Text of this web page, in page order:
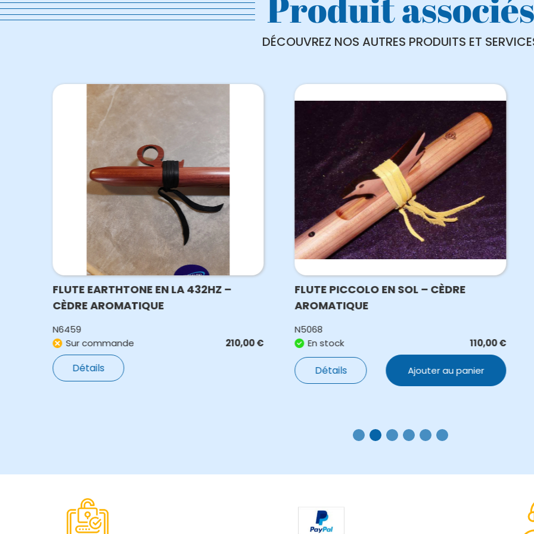
DÉCOUVREZ NOS AUTRES PRODUITS ET
FLUTE EARTHTONE EN LA 432HZ –
CÈDRE AROMATIQUE
N6459
Sur commande
210,00€
Détails
FLUTE PICCOLO EN SOL – CÈDRE
AROMATIQUE
N5068
En stock
110,00€
Détails Ajouter au panier